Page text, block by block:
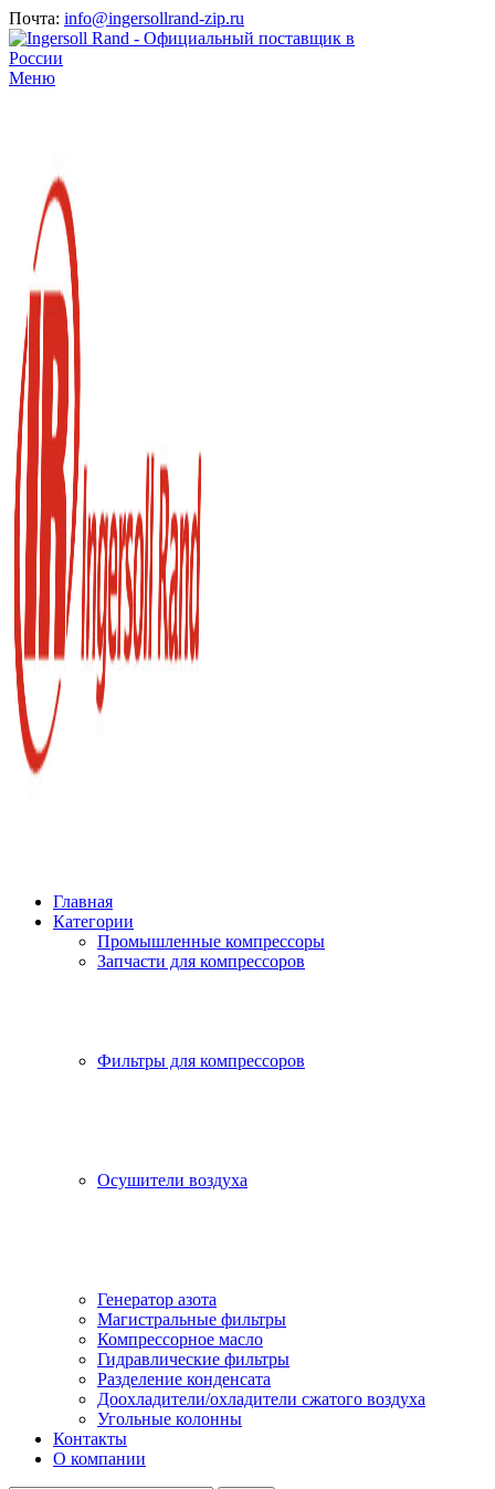
Почта: info@ingersollrand-zip.ru
Меню
Главная
Категории
Промышленные компрессоры
Запчасти для компрессоров
Фильтры для компрессоров
Осушители воздуха
Генератор азота
Магистральные фильтры
Компрессорное масло
Гидравлические фильтры
Разделение конденсата
Доохладители/охладители сжатого воздуха
Угольные колонны
Контакты
О компании